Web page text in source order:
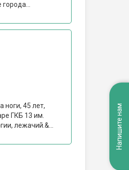
ноги, 45 лет,
ГКБ 13 им.
лежачий.&...
Напишите нам